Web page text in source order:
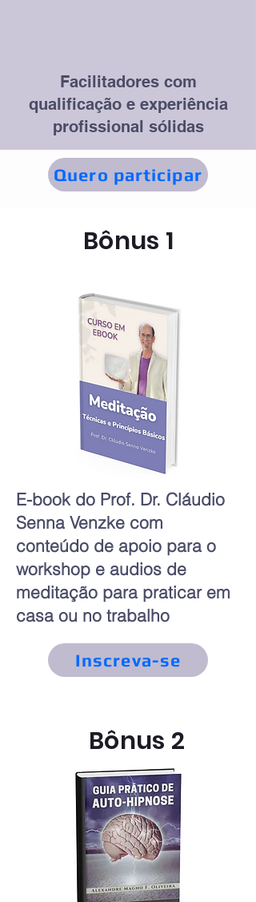
Facilitadores com
qualificação e experiência
profissional sólidas
Quero participar
Bônus 1
E-book do Prof. Dr. Cláudio
Senna Venzke com
conteúdo de apoio para o
workshop e audios de
meditação para praticar em
casa ou no trabalho
Inscreva-se
Bônus 2